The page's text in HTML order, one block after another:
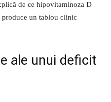
de ce hipovitaminoza D
produce un tablou clinic
ale unui deficit